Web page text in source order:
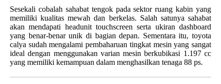
Sesekali cobalah sahabat tengok pada sektor ruang kabin yang
memiliki kualitas mewah dan berkelas. Salah satunya sahabat
akan mendapati headunit touchscreen serta ukiran dashboard
yang benar-benar unik di bagian depan. Sementara itu, toyota
calya sudah mengalami pembaharuan tingkat mesin yang sangat
ideal dengan menggunakan varian mesin berkubikasi 1.197 cc
yang memiliki kemampuan dalam menghasilkan tenaga 88 ps.